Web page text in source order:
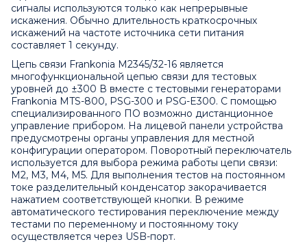
сигналы используются только как непрерывные
искажения. Обычно длительность краткосрочных
искажений на частоте источника сети питания
составляет 1 секунду.
Цепь связи Frankonia M2345/32-16 является
многофункциональной цепью связи для тестовых
уровней до ±300 В вместе с тестовыми генераторами
Frankonia MTS-800, PSG-300 и PSG-E300. С помощью
специализированного ПО возможно дистанционное
управление прибором. На лицевой панели устройства
предусмотрены органы управления для местной
конфигурации оператором. Поворотный переключатель
используется для выбора режима работы цепи связи:
M2, M3, M4, M5. Для выполнения тестов на постоянном
токе разделительный конденсатор закорачивается
нажатием соответствующей кнопки. В режиме
автоматического тестирования переключение между
тестами по переменному и постоянному току
осуществляется через USB-порт.